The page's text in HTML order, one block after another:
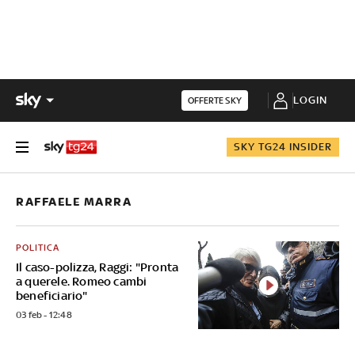
OFFERTE SKY LOGIN
SKY TG24 INSIDER
RAFFAELE MARRA
Il caso-polizza, Raggi: "Pronta
a querele. Romeo cambi
beneficiario"
POLITICA
03 feb - 12:48